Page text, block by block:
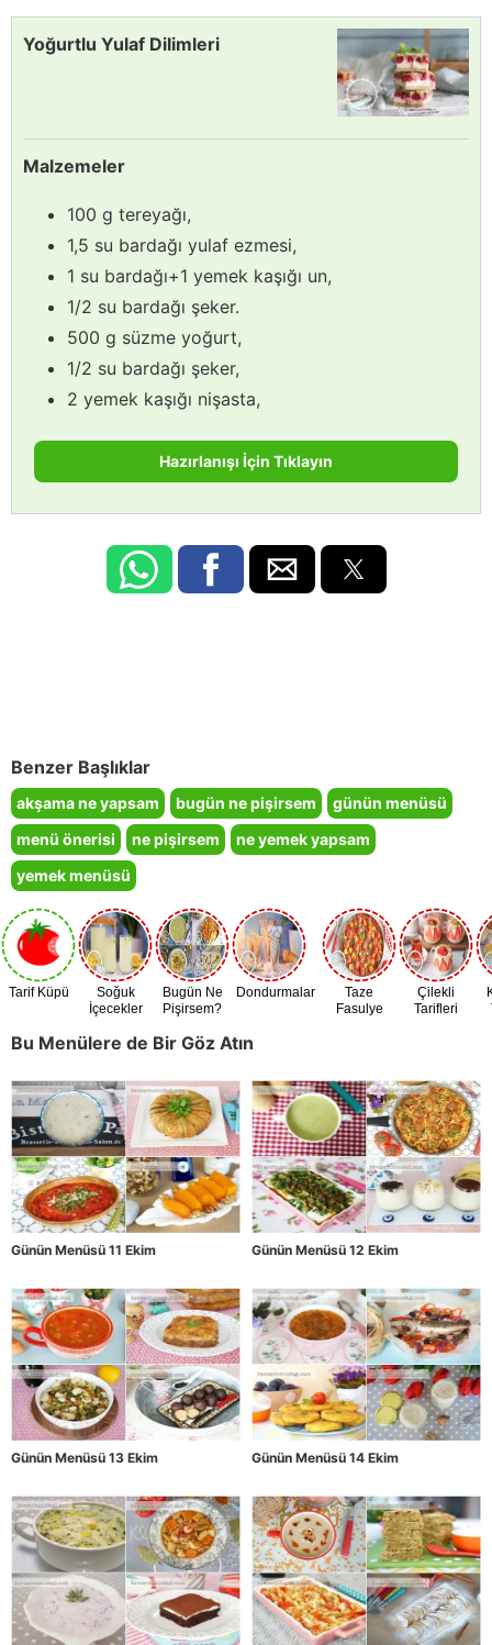
Yoğurtlu Yulaf Dilimleri
Malzemeler
100 g tereyağı,
1,5 su bardağı yulaf ezmesi,
1 su bardağı+1 yemek kaşığı un,
1/2 su bardağı şeker.
500 g süzme yoğurt,
1/2 su bardağı şeker,
2 yemek kaşığı nişasta,
Hazırlanışı İçin Tıklayın
Benzer Başlıklar
akşama ne yapsam bugün ne pişirsem
günün menüsü
menü önerisi
ne pişirsem
ne yemek yapsam
yemek menüsü
Tarif Küpü
Soğuk
İçecekler
Bugün Ne
Pişirsem?
Dondurmalar
Taze
Fasulye
Çilekli
Tarifleri
Bu Menülere de Bir Göz Atın
Günün Menüsü 11 Ekim Günün Menüsü 12 Ekim
Günün Menüsü 13 Ekim Günün Menüsü 14 Ekim